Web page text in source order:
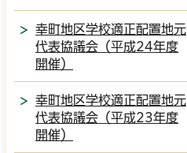
幸町地区学校適正配置地元
代表協議会（平成24年度
開催）
幸町地区学校適正配置地元
代表協議会（平成23年度
開催）